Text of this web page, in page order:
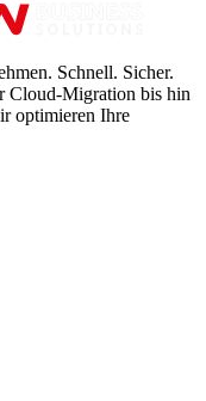
Schnell. Sicher.
Cloud-Migration bis hin
optimieren Ihre